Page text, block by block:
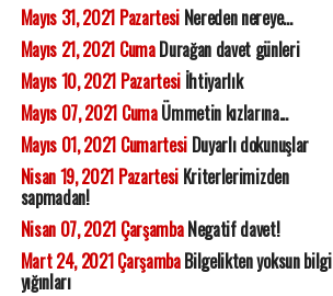
Mayıs 31, 2021 PazartesiNereden nereye...
Mayıs 21, 2021 CumaDurağan davet günleri
Mayıs 10, 2021 Pazartesiİhtiyarlık
Mayıs 07, 2021 CumaÜmmetin kızlarına...
Mayıs 01, 2021 CumartesiDuyarlı dokunuşlar
Nisan 19, 2021 PazartesiKriterlerimizden
sapmadan!
Nisan 07, 2021 ÇarşambaNegatif davet!
Mart 24, 2021 ÇarşambaBilgelikten yoksun bilgi
yığınları